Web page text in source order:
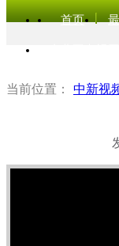
首页
当前位置： 中新视